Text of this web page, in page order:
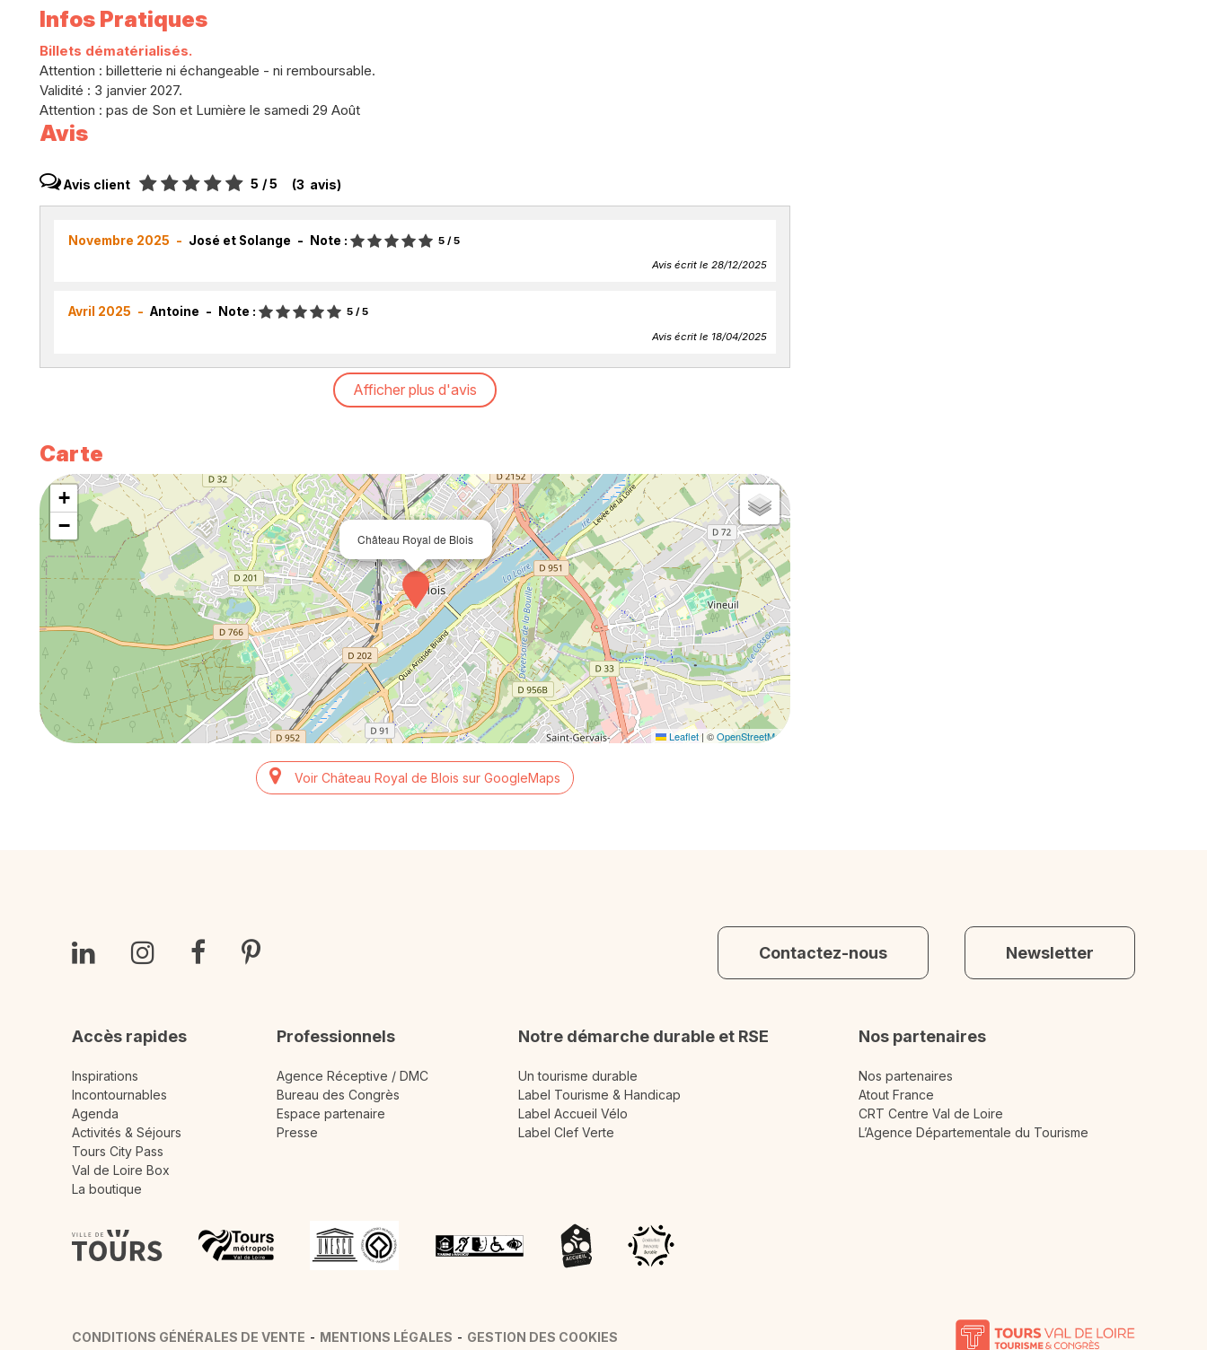
Infos Pratiques
Billets dématérialisés.
Attention : billetterie ni échangeable - ni remboursable.
Validité : 3 janvier 2027.
Attention : pas de Son et Lumière le samedi 29 Août
Avis
Avis client 5 / 5 (3 avis)
Novembre 2025 José et Solange Note : 5 / 5
Avis écrit le 28/12/2025
Avril 2025 Antoine Note : 5 / 5
Avis écrit le 18/04/2025
Afficher plus d'avis
Carte
Château Royal de Blois
+
−
Leaflet | ©OpenStreetMap
Voir Château Royal de Blois sur GoogleMaps
Contactez-nous Newsletter
Accès rapides
Inspirations
Incontournables
Agenda
Activités & Séjours
Tours City Pass
Val de Loire Box
La boutique
Professionnels
Agence Réceptive / DMC
Bureau des Congrès
Espace partenaire
Presse
Notre démarche durable et RSE
Un tourisme durable
Label Tourisme & Handicap
Label Accueil Vélo
Label Clef Verte
Nos partenaires
Nos partenaires
Atout France
CRT Centre Val de Loire
L’Agence Départementale du Tourisme
CONDITIONS GÉNÉRALES DE VENTE MENTIONS LÉGALES GESTION DES COOKIES